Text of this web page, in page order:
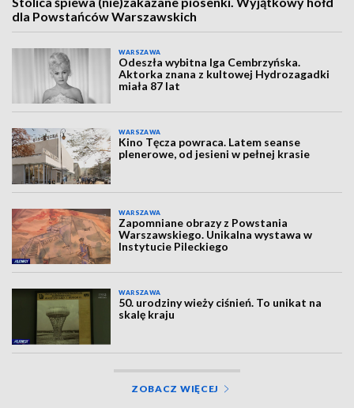
dla Powstańców Warszawskich
WARSZAWA
Odeszła wybitna Iga Cembrzyńska.
Aktorka znana z kultowej Hydrozagadki
miała 87 lat
WARSZAWA
Kino Tęcza powraca. Latem seanse
plenerowe, od jesieni w pełnej krasie
WARSZAWA
Zapomniane obrazy z Powstania
Warszawskiego. Unikalna wystawa w
Instytucie Pileckiego
WARSZAWA
50. urodziny wieży ciśnień. To unikat na
skalę kraju
ZOBACZ WIĘCEJ